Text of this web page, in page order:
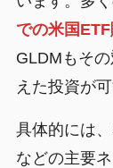
での米国
GLDMもそ
えた投資が可
具体的には
などの主要